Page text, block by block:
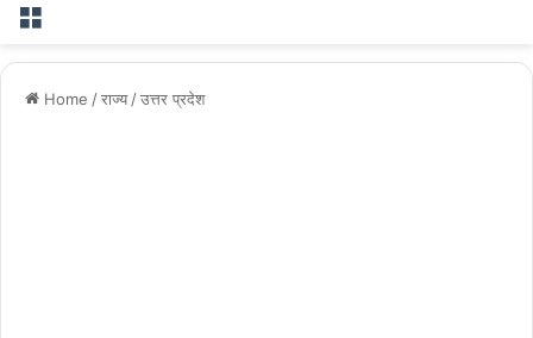
Menu
Home /राज्य /उत्तर प्रदेश